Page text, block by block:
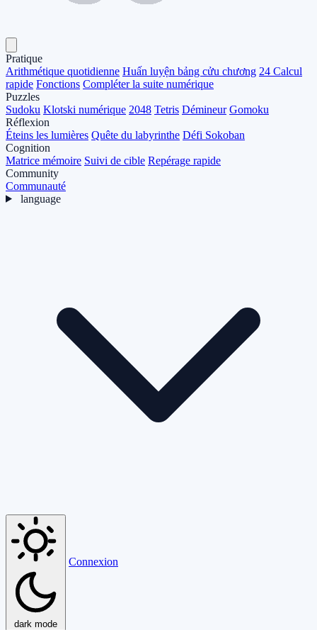
Pratique
Arithmétique quotidienne Huấn luyện bảng cửu chương 24 Calcul
rapide Fonctions Compléter la suite numérique
Puzzles
Sudoku Klotski numérique 2048 Tetris Démineur Gomoku
Réflexion
Éteins les lumières Quête du labyrinthe Défi Sokoban
Cognition
Matrice mémoire Suivi de cible Repérage rapide
Community
Communauté
language
dark mode
Connexion